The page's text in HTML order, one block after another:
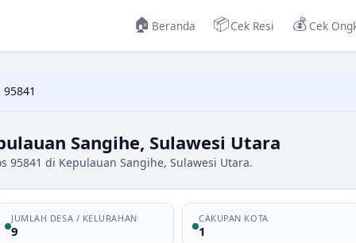
🏠 Beranda 📦Cek Resi 💰 Cek
Sangihe, Sulawesi Utara
95841 di Kepulauan Sangihe, Sulawesi Utara.
JUMLAH DESA / KELURAHAN
9
CAKUPAN KOTA
1